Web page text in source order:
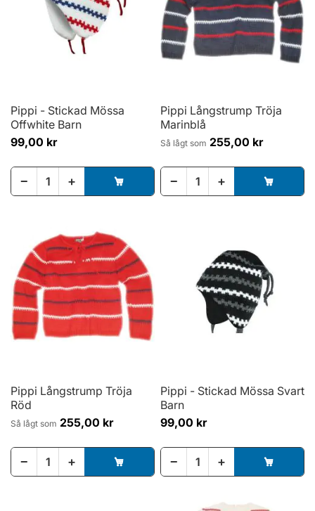
Pippi - Stickad Mössa
Offwhite Barn
99,00 kr
− +
Pippi Långstrump Tröja
Marinblå
Så lågt som 255,00 kr
− +
Pippi Långstrump Tröja
Röd
Så lågt som 255,00 kr
− +
Pippi - Stickad Mössa Svart
Barn
99,00 kr
− +